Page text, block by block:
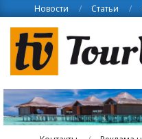
content
Новости Статьи